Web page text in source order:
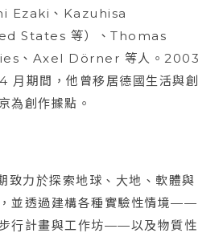
Ezaki、Kazuhisa
States 等）、Thomas
、Axel Dörner 等人。2003
期間，他曾移居德國生活與創
為創作據點。
力於探索地球、大地、軟體與
並透過建構各種實驗性情境——
行計畫與工作坊——以及物質性